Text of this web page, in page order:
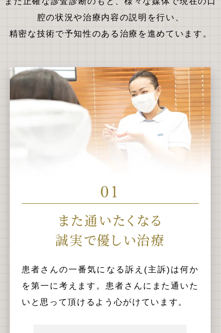
腔の状況や治療内容の説明を行い、
精密な技術で予知性のある治療を進めています。
01
また通いたくなる
誠実で優しい治療
患者さんの一番気になる訴え(主訴)は何か
を第一に考えます。患者さんにまた通いた
いと思って頂けるよう心がけています。